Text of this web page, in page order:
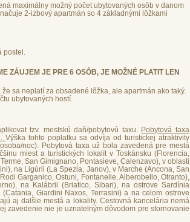
maximálny možný počet ubytovaných osôb v danom
2-izbový apartmán so 4 základnými lôžkami
ZÁUJEM JE PRE 6 OSÔB, JE MOŽNÉ PLATIT LEN
sa neplatí za obsadené lôžka, ale apartmán ako taký.
ubytovaných hostí.
tzv. mestskú daň/pobytovú taxu. Pobytová taxa
Výška tohto poplatku sa odvíja od turistickej atraktivity
noc). Pobytová taxa už bola zavedená pre mestá
miest a turistických lokalít v Toskánsku (Florencia,
San Gimignano, Pontasieve, Calenzavo), v oblasti
na Ligúrii (La Spezia, Janov), v Marche (Ancona, San
Garganico, Ostuni, Fontanelle, Alberobello, Otranto),
na Kalábrii (Briatico, Sibari), na ostrove Sardínia
Giardini Naxos, Terrasini) a na celom ostrove
aj dalšie mestá a lokality. Cestovná kancelária nemá
zavedenie nie je uznatelným dôvodom pre stornovanie